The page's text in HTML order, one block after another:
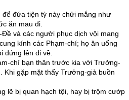
đứa tiện tỳ này chửi mắng như
ăn mau đi.
và các người phục dịch vội mang
kính các Phạm-chí; họ ăn uống
đứng lên đi về.
chí bạn thân trước kia với Trưởng-
Khi gặp mặt thấy Trưởng-giả buồn
lẽ bị quan hạch tội, hay bị trộm cướp